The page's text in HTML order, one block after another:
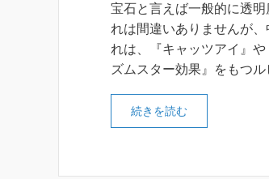
宝石と言えば一般的に透
れは間違いありませんが
れは、『キャッツアイ』
ズムスター効果』をもつ
続きを読む